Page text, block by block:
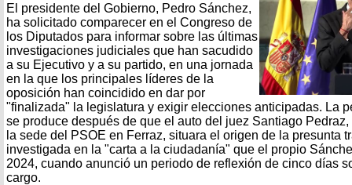
El presidente del Gobierno, Pedro Sánchez,
ha solicitado comparecer en el Congreso de
los Diputados para informar sobre las últimas
investigaciones judiciales que han sacudido
a su Ejecutivo y a su partido, en una jornada
en la que los principales líderes de la
oposición han coincidido en dar por
"finalizada" la legislatura y exigir elecciones anticipadas. La
se produce después de que el auto del juez Santiago
la sede del PSOE en Ferraz, situara el origen de la presunta
investigada en la "carta a la ciudadanía" que el propio
2024, cuando anunció un periodo de reflexión de cinco días
cargo.